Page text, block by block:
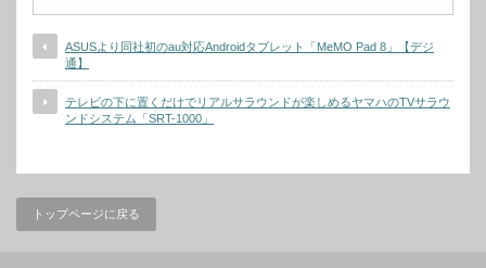
ASUSより同社初のau対応Androidタブレット「MeMO Pad 8」【デジ
通】
テレビの下に置くだけでリアルサラウンドが楽しめるヤマハのTVサラウ
ンドシステム「SRT-1000」
トップページに戻る